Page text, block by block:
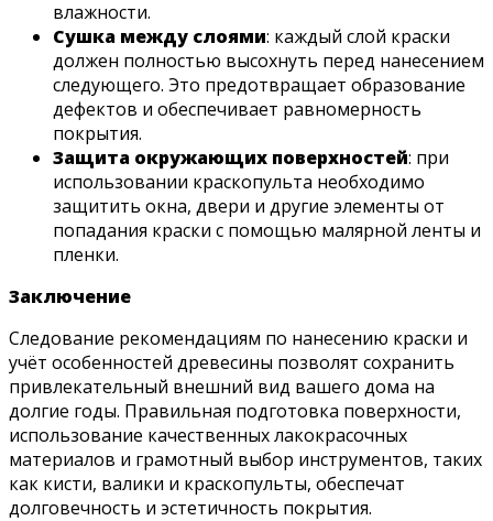
влажности.​
Сушка между слоями: каждый слой краски
должен полностью высохнуть перед нанесением
следующего. Это предотвращает образование
дефектов и обеспечивает равномерность
покрытия.​
Защита окружающих поверхностей: при
использовании краскопульта необходимо
защитить окна, двери и другие элементы от
попадания краски с помощью малярной ленты и
пленки.​
Заключение
Следование рекомендациям по нанесению краски и
учёт особенностей древесины позволят сохранить
привлекательный внешний вид вашего дома на
долгие годы. Правильная подготовка поверхности,
использование качественных лакокрасочных
материалов и грамотный выбор инструментов, таких
как кисти, валики и краскопульты, обеспечат
долговечность и эстетичность покрытия.